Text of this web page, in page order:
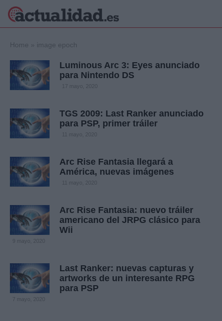
Política
Crónica
Economía
Internacional
Viajes
Deportes
Gente
Home » image epoch
Luminous Arc 3: Eyes anunciado
para Nintendo DS
17 mayo, 2020
TGS 2009: Last Ranker anunciado
para PSP, primer tráiler
11 mayo, 2020
Arc Rise Fantasia llegará a
América, nuevas imágenes
11 mayo, 2020
Arc Rise Fantasia: nuevo tráiler
americano del JRPG clásico para
Wii
9 mayo, 2020
Last Ranker: nuevas capturas y
artworks de un interesante RPG
para PSP
7 mayo, 2020